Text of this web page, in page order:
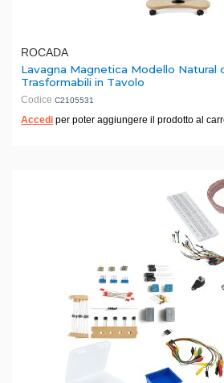
ROCADA
Lavagna Magnetica Modello Natural
Trasformabili in Tavolo
Codice C2105531
Accedi per poter aggiungere il prodotto al